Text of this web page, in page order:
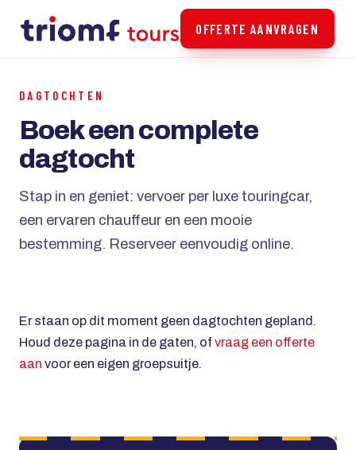
OFFERTE AANVRAGEN
DAGTOCHTEN
Boek een complete
dagtocht
Stap in en geniet: vervoer per luxe touringcar,
een ervaren chauffeur en een mooie
bestemming. Reserveer eenvoudig online.
Er staan op dit moment geen dagtochten gepland.
Houd deze pagina in de gaten, of vraag een offerte
aan voor een eigen groepsuitje.